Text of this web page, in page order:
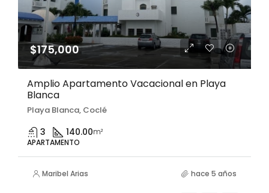
$175,000
Amplio Apartamento Vacacional en Playa
Blanca
Playa Blanca, Coclé
3 140.00m²
APARTAMENTO
Maribel Arias hace 5 años